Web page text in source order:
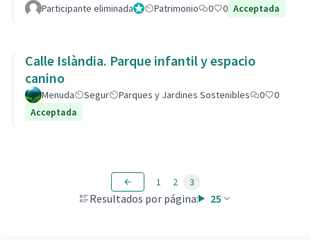
Participante eliminadaAdministrador
Patrimonio 0 0 Acceptada
Calle Islàndia. Parque infantil y espacio
canino
Menuda Segur Parques y Jardines Sostenibles 0
0
Acceptada
Resultados por página: 25
1 2 3